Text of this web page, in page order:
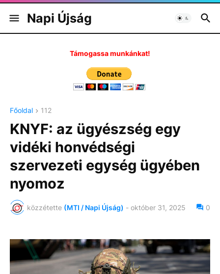
Napi Újság
Támogassa munkánkat!
Főoldal 112
KNYF: az ügyészség egy
vidéki honvédségi
szervezeti egység ügyében
nyomoz
közzétette (MTI / Napi Újság) - október 31, 2025 0